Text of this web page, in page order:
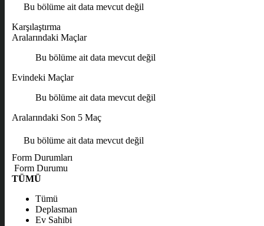
Bu bölüme ait data mevcut değil
Karşılaştırma
Aralarındaki Maçlar
Bu bölüme ait data mevcut değil
Evindeki Maçlar
Bu bölüme ait data mevcut değil
Aralarındaki Son 5 Maç
Bu bölüme ait data mevcut değil
Form Durumları
Form Durumu
TÜMÜ
Tümü
Deplasman
Ev Sahibi